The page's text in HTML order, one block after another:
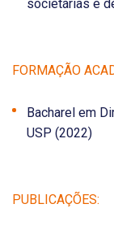
societárias e
FORMAÇÃO
Bacharel em
USP (2022)
PUBLICAÇÕES: